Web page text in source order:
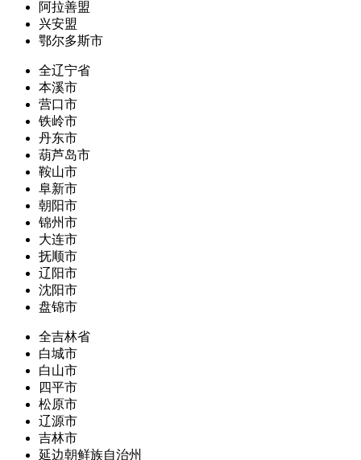
阿拉善盟
兴安盟
鄂尔多斯市
全辽宁省
本溪市
营口市
铁岭市
丹东市
葫芦岛市
鞍山市
阜新市
朝阳市
锦州市
大连市
抚顺市
辽阳市
沈阳市
盘锦市
全吉林省
白城市
白山市
四平市
松原市
辽源市
吉林市
延边朝鲜族自治州